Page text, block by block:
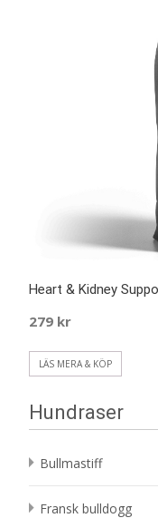
Heart & Kidney
279 kr
LÄS MERA & KÖP
Hundraser
Bullmastiff
Fransk bulldogg